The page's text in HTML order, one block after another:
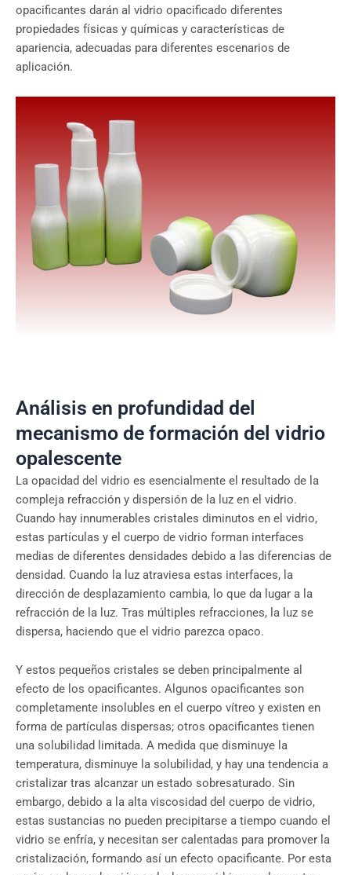
opacificantes darán al vidrio opacificado diferentes
propiedades físicas y químicas y características de
apariencia, adecuadas para diferentes escenarios de
aplicación.
Análisis en profundidad del
mecanismo de formación del vidrio
opalescente
La opacidad del vidrio es esencialmente el resultado de la
compleja refracción y dispersión de la luz en el vidrio.
Cuando hay innumerables cristales diminutos en el vidrio,
estas partículas y el cuerpo de vidrio forman interfaces
medias de diferentes densidades debido a las diferencias de
densidad. Cuando la luz atraviesa estas interfaces, la
dirección de desplazamiento cambia, lo que da lugar a la
refracción de la luz. Tras múltiples refracciones, la luz se
dispersa, haciendo que el vidrio parezca opaco.
Y estos pequeños cristales se deben principalmente al
efecto de los opacificantes. Algunos opacificantes son
completamente insolubles en el cuerpo vítreo y existen en
forma de partículas dispersas; otros opacificantes tienen
una solubilidad limitada. A medida que disminuye la
temperatura, disminuye la solubilidad, y hay una tendencia a
cristalizar tras alcanzar un estado sobresaturado. Sin
embargo, debido a la alta viscosidad del cuerpo de vidrio,
estas sustancias no pueden precipitarse a tiempo cuando el
vidrio se enfría, y necesitan ser calentadas para promover la
cristalización, formando así un efecto opacificante. Por esta